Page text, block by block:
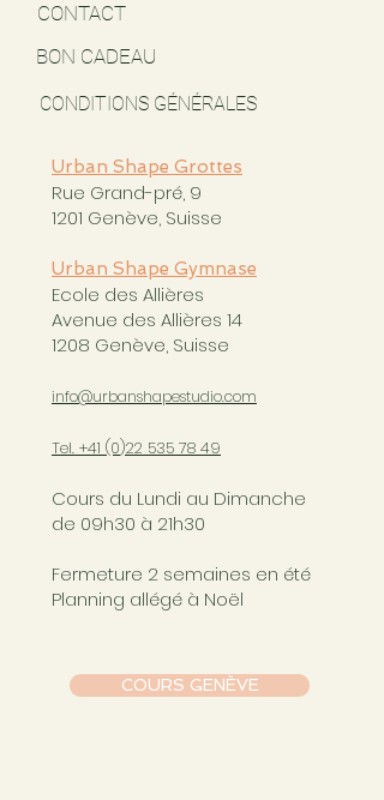
CONTACT
BON CADEAU
CONDITIONS GÉNÉRALES
COURS GENÈVE
Urban Shape Grottes
Rue Grand-pré, 9
1201 Genève, Suisse
Urban Shape Gymnase
Ecole des Allières
Avenue des Allières 14
1208 Genève, Suisse
info@urbanshapestudio.com
Tel. +41 (0)22 535 78 49
Cours du Lundi au Dimanche
de 09h30 à 21h30
Fermeture 2 semaines en été
Planning allégé à Noël